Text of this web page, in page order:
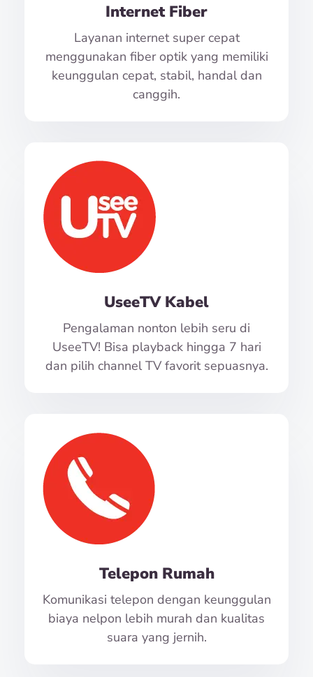
Internet Fiber
Layanan internet super cepat
menggunakan fiber optik yang memiliki
keunggulan cepat, stabil, handal dan
canggih.
UseeTV Kabel
Pengalaman nonton lebih seru di
UseeTV! Bisa playback hingga 7 hari
dan pilih channel TV favorit sepuasnya.
Telepon Rumah
Komunikasi telepon dengan keunggulan
biaya nelpon lebih murah dan kualitas
suara yang jernih.